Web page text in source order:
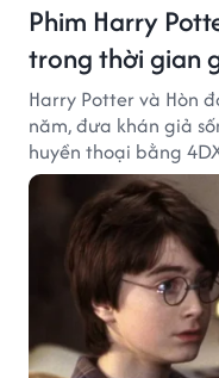
Phim Harry
trong thời gian
Harry Potter và Hòn
năm, đưa khán giả
huyền thoại bằng